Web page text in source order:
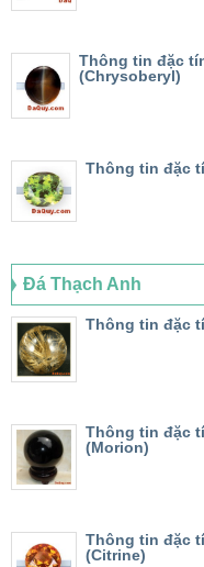
Thông tin đặc
(Chrysoberyl)
Thông tin đặc
Đá Thạch Anh
Thông tin đặc
Thông tin đặc
(Morion)
Thông tin đặc
(Citrine)